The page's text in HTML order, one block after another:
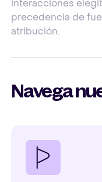
interacciones
precedencia de
atribución.
Navega